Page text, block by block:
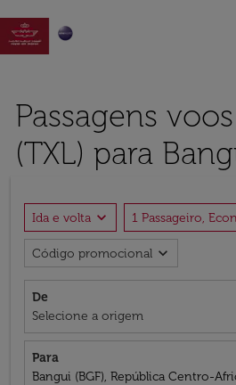

Passagens
(TXL) para
Ida e volta expand_more 1 Passageiro,
Código promocional expand_more
De
Selecione a origem
Para
Bangui (BGF), República Centro-